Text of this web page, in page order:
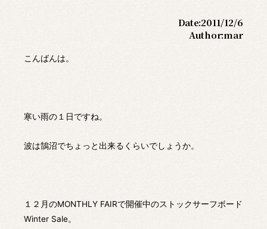
Date:2011/12/6
Author:mar
こんばんは。
寒い雨の１日ですね。
波は鵠沼でちょっと出来るくらいでしょうか。
１２月のMONTHLY FAIRで開催中のストックサーフボード
Winter Sale。